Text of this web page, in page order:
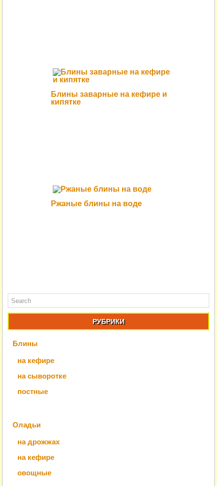
Блины заварные на кефире и
кипятке
Ржаные блины на воде
РУБРИКИ
Блины
на кефире
на сыворотке
постные
Оладьи
на дрожжах
на кефире
овощные